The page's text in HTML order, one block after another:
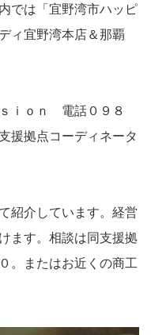
では「宜野湾市ハッピ
ィ宜野湾本店＆那覇
ｉｏｎ 電話０９８
援拠点コーディネータ
紹介しています。経営
ます。相談は同支援拠
。またはお近くの商工